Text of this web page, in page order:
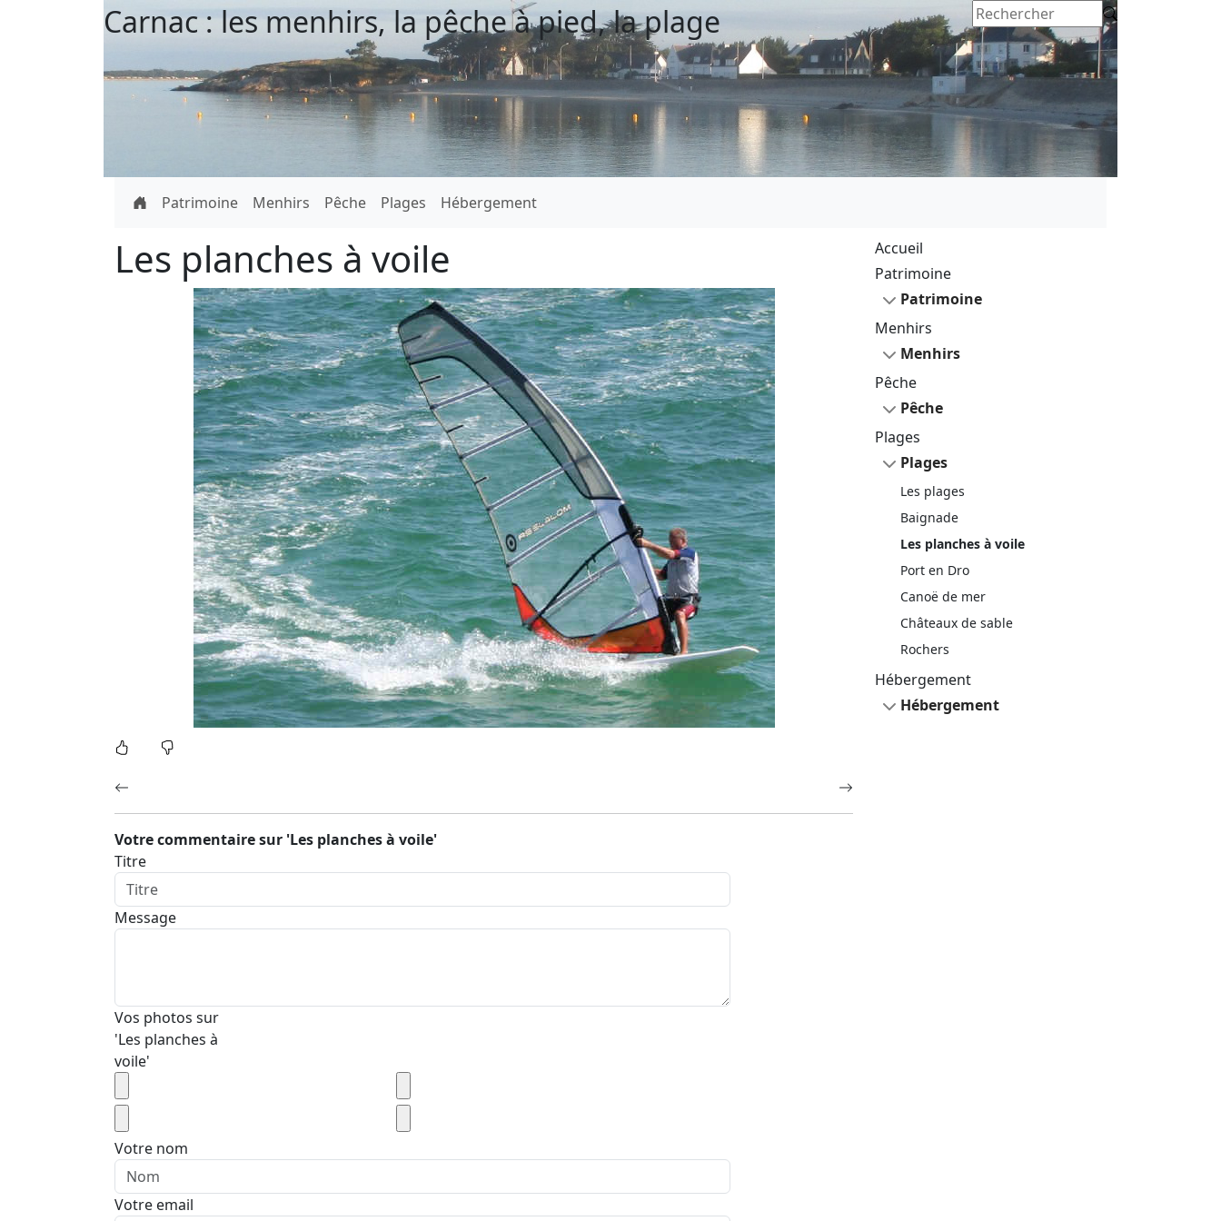
Carnac : les menhirs, la pêche à pied, la plage
Patrimoine Menhirs Pêche Plages Hébergement
Les planches à voile
Votre commentaire sur 'Les planches à voile'
Titre
Message
Vos photos sur
'Les planches à
voile'
Votre nom
Votre email
Accueil
Patrimoine
Patrimoine
Menhirs
Menhirs
Pêche
Pêche
Plages
Plages
Les plages
Baignade
Les planches à voile
Port en Dro
Canoë de mer
Châteaux de sable
Rochers
Hébergement
Hébergement